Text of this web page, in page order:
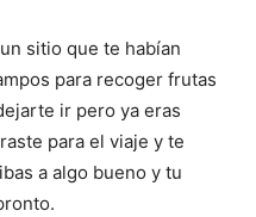
sitio que te habían
para recoger frutas
ir pero ya eras
para el viaje y te
a algo bueno y tu